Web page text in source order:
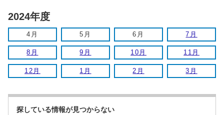
2024年度
4月 5月 6月 7月
8月 9月 10月 11月
12月 1月 2月 3月
探している情報が見つからない